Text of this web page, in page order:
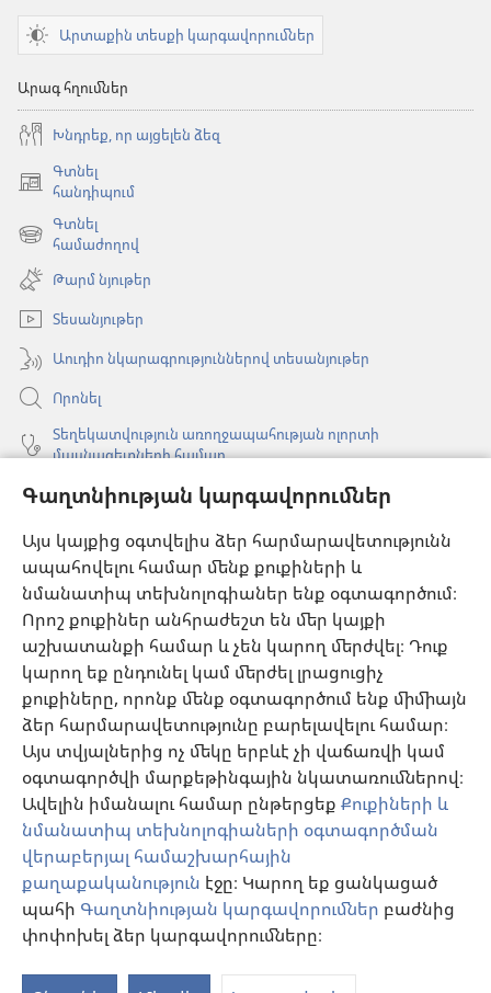
Գաղտնիության կարգավորումներ
Այս կայքից օգտվելիս ձեր հարմարավետությունն
ապահովելու համար մենք քուքիների և
նմանատիպ տեխնոլոգիաներ ենք օգտագործում։
Որոշ քուքիներ անհրաժեշտ են մեր կայքի
աշխատանքի համար և չեն կարող մերժվել։ Դուք
կարող եք ընդունել կամ մերժել լրացուցիչ
քուքիները, որոնք մենք օգտագործում ենք միմիայն
ձեր հարմարավետությունը բարելավելու համար։
Այս տվյալներից ոչ մեկը երբևէ չի վաճառվի կամ
օգտագործվի մարքեթինգային նկատառումներով։
Ավելին իմանալու համար ընթերցեք Քուքիների և
նմանատիպ տեխնոլոգիաների օգտագործման
վերաբերյալ համաշխարհային
քաղաքականություն էջը։ Կարող եք ցանկացած
պահի Գաղտնիության կարգավորումներ բաժնից
փոփոխել ձեր կարգավորումները։
Արտաքին տեսքի կարգավորումներ
Արագ հղումներ
Խնդրեք, որ այցելեն ձեզ
Գտնել
հանդիպում
(բացվում
նոր
պատուհան)
Գտնել
համաժողով
(բացվում
նոր
պատուհան)
Թարմ նյութեր
Տեսանյութեր
Աուդիո նկարագրություններով տեսանյութեր
Որոնել
Տեղեկատվություն առողջապահության ոլորտի
մասնագետների համար
Գլոբալ հաղորդակցություն
Օգնություն
Նվիրատվություններ
(բացվում
է
նոր
պատուհան)
Դիտարանի ՕՆԼԱՅՆ ԳՐԱԴԱՐԱՆ
(բացվում
է
նոր
պատուհան)
JW Hub
(բացվում
է
նոր
պատուհան)
JW Library® հավելված
Watchtower Library
Copyright © 2026 Watch Tower Bible and Tract Society of Pennsylvania.
ՕԳՏԱԳՈՐԾՄԱՆ ՊԱՅՄԱՆՆԵՐ |
ՔԱՂԱՔԱԿԱՆՈՒԹՅՈՒՆ|ԳԱՂՏՆԻՈՒԹՅԱՆ ԿԱՐԳԱՎՈՐՈՒՄՆԵՐ